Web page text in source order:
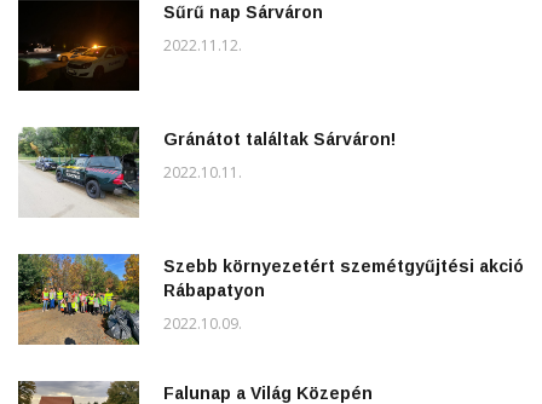
Sűrű nap Sárváron
2022.11.12.
Gránátot találtak Sárváron!
2022.10.11.
Szebb környezetért szemétgyűjtési akció
Rábapatyon
2022.10.09.
Falunap a Világ Közepén